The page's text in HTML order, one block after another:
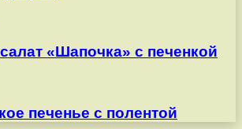
«Шапочка» с печенкой
печенье с полентой